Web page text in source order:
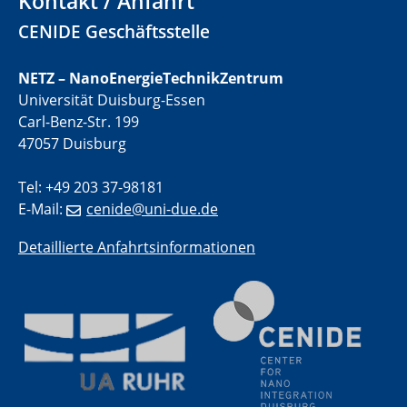
electrocatalysts
GDCh Kolloquium
29.07.2025
Colloquium IMPR SusMet
challenges for a successful circular economy
Colloquia Series on Sustainable Metallurgy
by Design Framework and AI in Circular Economy
28.08.2025
2D-MATURE Seminar Series
04.09.2025
CENIDE Geschäftsstelle
NETZ – NanoEnergieTechnikZentrum
Universität Duisburg-Essen
Carl-Benz-Str. 199
47057 Duisburg
Tel: +49 203 37-98181
E-Mail:
cenide@uni-due.de
Detaillierte Anfahrtsinformationen